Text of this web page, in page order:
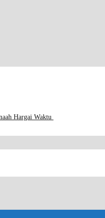
Hargai Waktu